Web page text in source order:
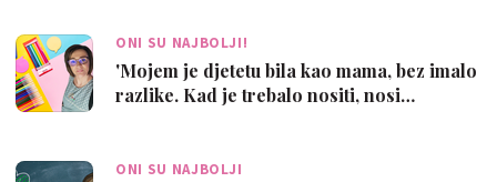
ONI SU NAJBOLJI!
'Mojem je djetetu bila kao mama, bez imalo
razlike. Kad je trebalo nositi, nosi…
ONI SU NAJBOLJI